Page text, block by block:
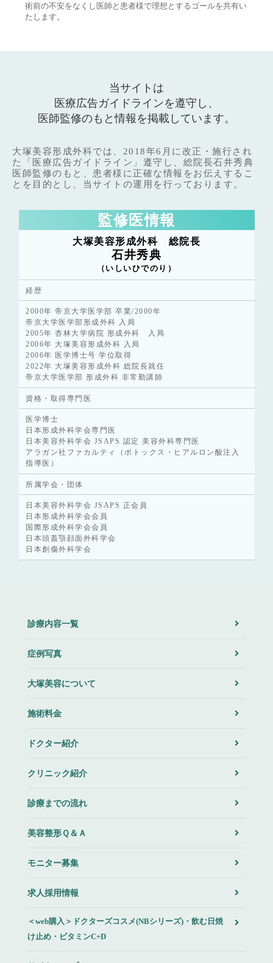
術前の不安をなくし医師と患者様で理想とするゴールを共有い
たします。
当サイトは
医療広告ガイドラインを遵守し、
医師監修のもと情報を掲載しています。
大塚美容形成外科では、2018年6月に改正・施行され
た「医療広告ガイドライン」遵守し、総院長石井秀典
医師監修のもと、患者様に正確な情報をお伝えするこ
とを目的とし、当サイトの運用を行っております。
監修医情報
大塚美容形成外科 総院長
石井秀典
（いしいひでのり）
経歴
2000年 帝京大学医学部 卒業/2000年
帝京大学医学部形成外科 入局
2005年 杏林大学病院 形成外科 入局
2006年 大塚美容形成外科 入局
2006年 医学博士号 学位取得
2022年 大塚美容形成外科 総院長就任
帝京大学医学部 形成外科 非常勤講師
資格・取得専門医
医学博士
日本形成外科学会専門医
日本美容外科学会 JSAPS 認定 美容外科専門医
アラガン社ファカルティ（ボトックス・ヒアルロン酸注入
指導医）
所属学会・団体
日本美容外科学会 JSAPS 正会員
日本形成外科学会会員
国際形成外科学会会員
日本頭蓋顎顔面外科学会
日本創傷外科学会
診療内容一覧
症例写真
大塚美容について
施術料金
ドクター紹介
クリニック紹介
診療までの流れ
美容整形Ｑ＆Ａ
モニター募集
求人採用情報
＜web購入＞ドクターズコスメ(NBシリーズ)・飲む日焼
け止め・ビタミンC+D